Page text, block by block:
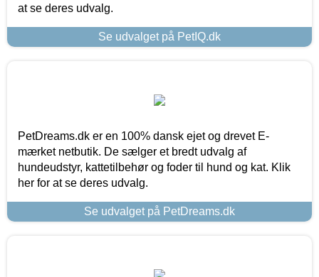
at se deres udvalg.
Se udvalget på PetIQ.dk
PetDreams.dk er en 100% dansk ejet og drevet E-
mærket netbutik. De sælger et bredt udvalg af
hundeudstyr, kattetilbehør og foder til hund og kat. Klik
her for at se deres udvalg.
Se udvalget på PetDreams.dk